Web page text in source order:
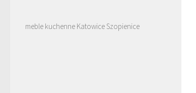
meble kuchenne Katowice Szopienice